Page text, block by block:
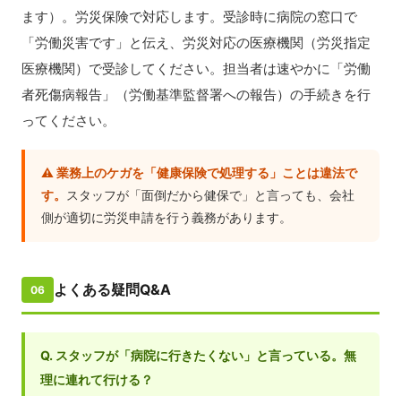
ます）。労災保険で対応します。受診時に病院の窓口で
「労働災害です」と伝え、労災対応の医療機関（労災指定
医療機関）で受診してください。担当者は速やかに「労働
者死傷病報告」（労働基準監督署への報告）の手続きを行
ってください。
⚠️ 業務上のケガを「健康保険で処理する」ことは違法で
す。
スタッフが「面倒だから健保で」と言っても、会社
側が適切に労災申請を行う義務があります。
06 よくある疑問Q&A
Q. スタッフが「病院に行きたくない」と言っている。無
理に連れて行ける？